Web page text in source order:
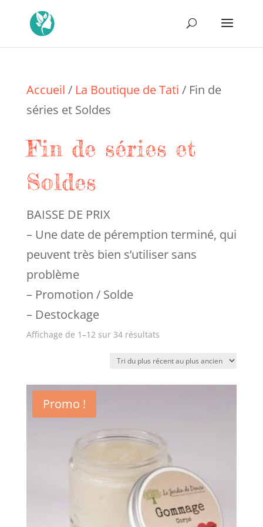
Accueil / La Boutique de Tati / Fin de
séries et Soldes
Fin de séries et
Soldes
BAISSE DE PRIX
– Une date de péremption terminé, qui
peuvent très bien s’utiliser sans
problème
– Promotion / Solde
– Destockage
Affichage de 1–12 sur 34 résultatsTrié
ancien
Promo !